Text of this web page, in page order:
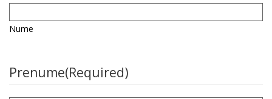
Nume
Prenume(Required)